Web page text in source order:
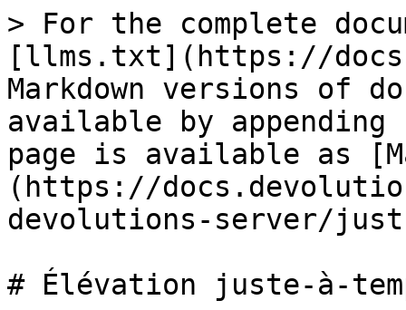
> For the complete
[llms.txt](https://
Markdown versions of
available by
page is available as
(https://
devolutions-server/
# Élévation juste-à-